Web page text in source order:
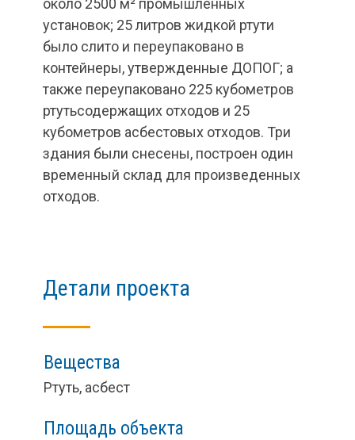
около 2500 м² промышленных
установок; 25 литров жидкой ртути
было слито и переупаковано в
контейнеры, утвержденные ДОПОГ; а
также переупаковано 225 кубометров
ртутьсодержащих отходов и 25
кубометров асбестовых отходов. Три
здания были снесены, построен один
временный склад для произведенных
отходов.
Детали проекта
Вещества
Ртуть, асбест
Площадь объекта